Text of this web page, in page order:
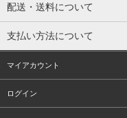
配送・送料について
支払い方法について
マイアカウント
ログイン